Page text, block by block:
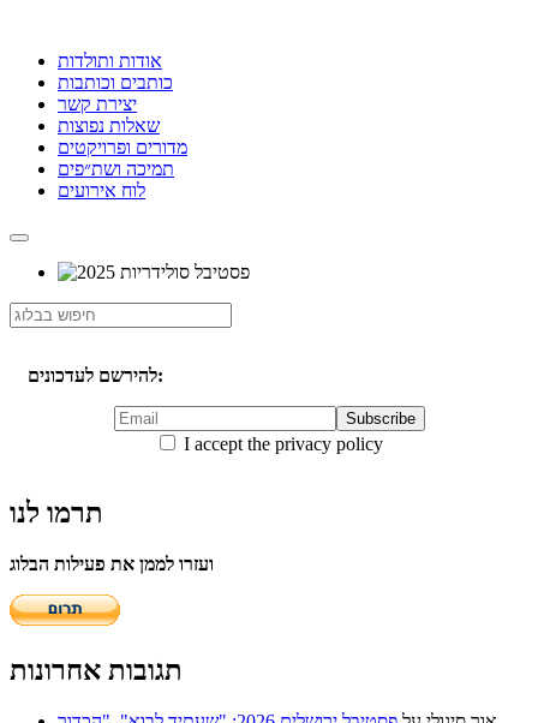
אודות ותולדות
כותבים וכותבות
יצירת קשר
שאלות נפוצות
מדורים ופרויקטים
תמיכה ושת״פים
לוח אירועים
להירשם לעדכונים:
I accept the privacy policy
תרמו לנו
ועזרו לממן את פעילות הבלוג
תגובות אחרונות